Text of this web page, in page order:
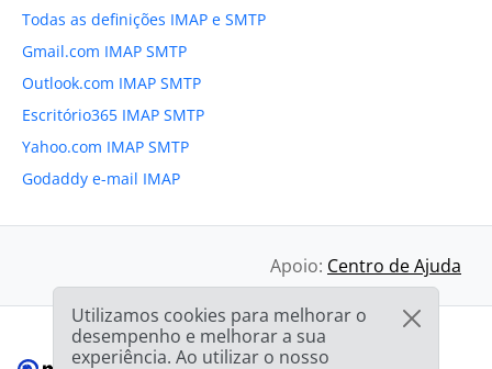
Todas as definições IMAP e SMTP
Gmail.com IMAP SMTP
Outlook.com IMAP SMTP
Escritório365 IMAP SMTP
Yahoo.com IMAP SMTP
Godaddy e-mail IMAP
Apoio: Centro de Ajuda
Utilizamos cookies para melhorar o
desempenho e melhorar a sua
experiência. Ao utilizar o nosso